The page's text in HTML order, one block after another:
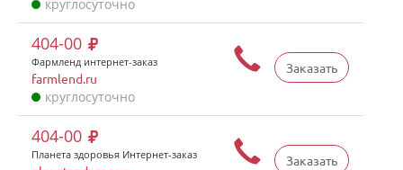
круглосуточно
Заказать
404-00
Фармленд интернет-заказ
farmlend.ru
круглосуточно
Заказать
404-00
Планета здоровья Интернет-заказ